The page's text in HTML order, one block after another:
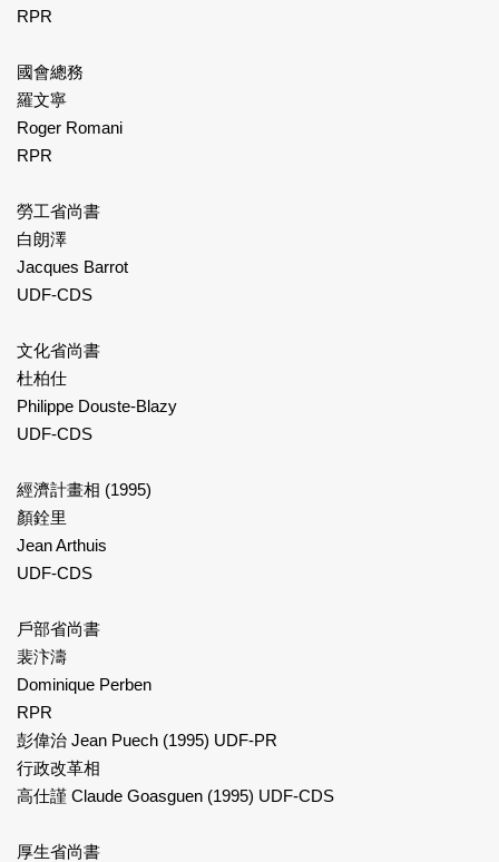
RPR
國會總務
羅文寧
Roger Romani
RPR
勞工省尚書
白朗澤
Jacques Barrot
UDF-CDS
文化省尚書
杜柏仕
Philippe Douste-Blazy
UDF-CDS
經濟計畫相 (1995)
顏銓里
Jean Arthuis
UDF-CDS
戶部省尚書
裴汴濤
Dominique Perben
RPR
彭偉治 Jean Puech (1995) UDF-PR
行政改革相
高仕謹 Claude Goasguen (1995) UDF-CDS
厚生省尚書